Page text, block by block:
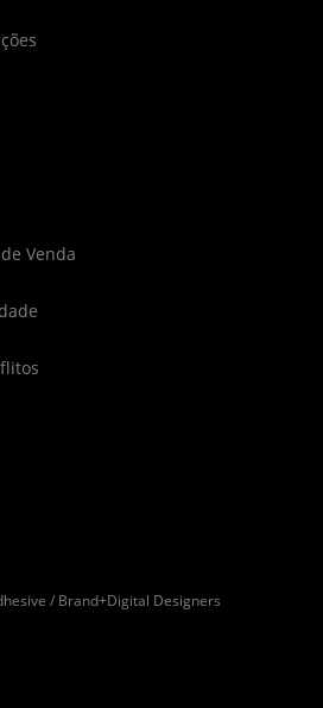
Venda
/ Brand+Digital Designers